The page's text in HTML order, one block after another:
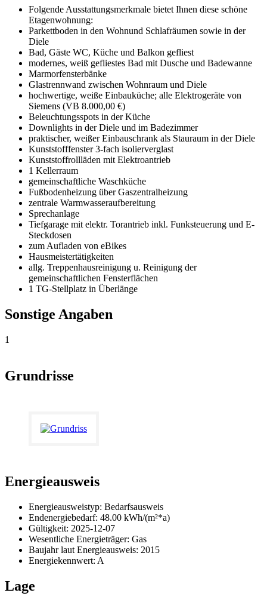
Folgende Ausstattungsmerkmale bietet Ihnen diese schöne
Etagenwohnung:
Parkettboden in den Wohnund Schlafräumen sowie in der
Diele
Bad, Gäste WC, Küche und Balkon gefliest
modernes, weiß gefliestes Bad mit Dusche und Badewanne
Marmorfensterbänke
Glastrennwand zwischen Wohnraum und Diele
hochwertige, weiße Einbauküche; alle Elektrogeräte von
Siemens (VB 8.000,00 €)
Beleuchtungsspots in der Küche
Downlights in der Diele und im Badezimmer
praktischer, weißer Einbauschrank als Stauraum in der Diele
Kunststofffenster 3-fach isolierverglast
Kunststoffrollläden mit Elektroantrieb
1 Kellerraum
gemeinschaftliche Waschküche
Fußbodenheizung über Gaszentralheizung
zentrale Warmwasseraufbereitung
Sprechanlage
Tiefgarage mit elektr. Torantrieb inkl. Funksteuerung und E-
Steckdosen
zum Aufladen von eBikes
Hausmeistertätigkeiten
allg. Treppenhausreinigung u. Reinigung der
gemeinschaftlichen Fensterflächen
1 TG-Stellplatz in Überlänge
Sonstige Angaben
1
Grundrisse
Energieausweis
Energieausweistyp: Bedarfsausweis
Endenergiebedarf: 48.00 kWh/(m²*a)
Gültigkeit: 2025-12-07
Wesentliche Energieträger: Gas
Baujahrlaut Energieausweis: 2015
Energiekennwert: A
Lage